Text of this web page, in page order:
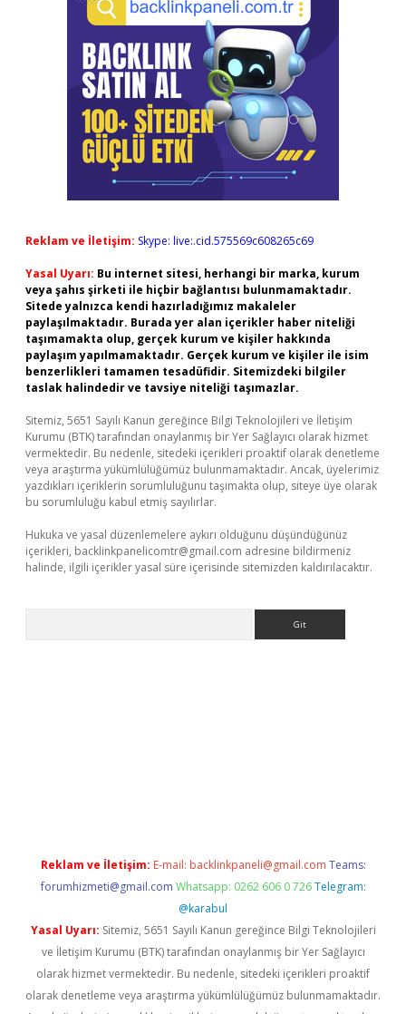
Reklam ve İletişim: Skype: live:.cid.575569c608265c69
Yasal Uyarı: Bu internet sitesi, herhangi bir marka, kurum
veya şahıs şirketi ile hiçbir bağlantısı bulunmamaktadır.
Sitede yalnızca kendi hazırladığımız makaleler
paylaşılmaktadır. Burada yer alan içerikler haber niteliği
taşımamakta olup, gerçek kurum ve kişiler hakkında
paylaşım yapılmamaktadır. Gerçek kurum ve kişiler ile isim
benzerlikleri tamamen tesadüfidir. Sitemizdeki bilgiler
taslak halindedir ve tavsiye niteliği taşımazlar.
Sitemiz, 5651 Sayılı Kanun gereğince Bilgi Teknolojileri ve İletişim
Kurumu (BTK) tarafından onaylanmış bir Yer Sağlayıcı olarak hizmet
vermektedir. Bu nedenle, sitedeki içerikleri proaktif olarak denetleme
veya araştırma yükümlülüğümüz bulunmamaktadır. Ancak, üyelerimiz
yazdıkları içeriklerin sorumluluğunu taşımakta olup, siteye üye olarak
bu sorumluluğu kabul etmiş sayılırlar.
Hukuka ve yasal düzenlemelere aykırı olduğunu düşündüğünüz
içerikleri, backlinkpanelicomtr@gmail.com adresine bildirmeniz
halinde, ilgili içerikler yasal süre içerisinde sitemizden kaldırılacaktır.
Reklam ve İletişim: E-mail: backlinkpaneli@gmail.com Teams:
forumhizmeti@gmail.com Whatsapp: 0262 606 0 726 Telegram:
@karabul
Yasal Uyarı: Sitemiz, 5651 Sayılı Kanun gereğince Bilgi Teknolojileri
ve İletişim Kurumu (BTK) tarafından onaylanmış bir Yer Sağlayıcı
olarak hizmet vermektedir. Bu nedenle, sitedeki içerikleri proaktif
olarak denetleme veya araştırma yükümlülüğümüz bulunmamaktadır.